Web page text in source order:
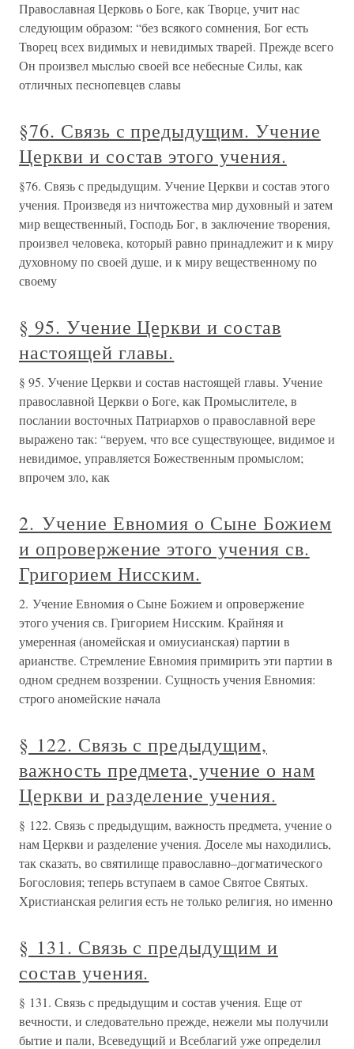
Православная Церковь о Боге, как Творце, учит нас
следующим образом: “без всякого сомнения, Бог есть
Творец всех видимых и невидимых тварей. Прежде всего
Он произвел мыслью своей все небесные Силы, как
отличных песнопевцев славы
§76. Связь с предыдущим. Учение
Церкви и состав этого учения.
§76. Связь с предыдущим. Учение Церкви и состав этого
учения. Произведя из ничтожества мир духовный и затем
мир вещественный, Господь Бог, в заключение творения,
произвел человека, который равно принадлежит и к миру
духовному по своей душе, и к миру вещественному по
своему
§ 95. Учение Церкви и состав
настоящей главы.
§ 95. Учение Церкви и состав настоящей главы. Учение
православной Церкви о Боге, как Промыслителе, в
послании восточных Патриархов о православной вере
выражено так: “веруем, что все существующее, видимое и
невидимое, управляется Божественным промыслом;
впрочем зло, как
2. Учение Евномия о Сыне Божием
и опровержение этого учения св.
Григорием Нисским.
2. Учение Евномия о Сыне Божием и опровержение
этого учения св. Григорием Нисским. Крайняя и
умеренная (аномейская и омиусианская) партии в
арианстве. Стремление Евномия примирить эти партии в
одном среднем воззрении. Сущность учения Евномия:
строго аномейские начала
§ 122. Связь с предыдущим,
важность предмета, учение о нам
Церкви и разделение учения.
§ 122. Связь с предыдущим, важность предмета, учение о
нам Церкви и разделение учения. Доселе мы находились,
так сказать, во святилище православно–догматического
Богословия; теперь вступаем в самое Святое Святых.
Христианская религия есть не только религия, но именно
§ 131. Связь с предыдущим и
состав учения.
§ 131. Связь с предыдущим и состав учения. Еще от
вечности, и следовательно прежде, нежели мы получили
бытие и пали, Всеведущий и Всеблагий уже определил